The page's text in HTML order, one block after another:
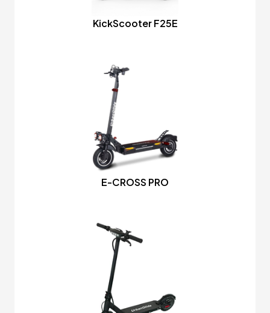
KickScooter F25E
E-CROSS PRO